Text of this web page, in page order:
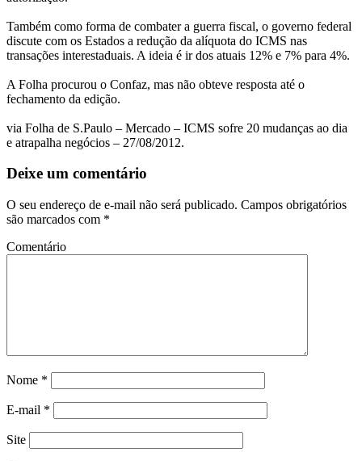
Também como forma de combater a guerra fiscal, o governo federal
discute com os Estados a redução da alíquota do ICMS nas
transações interestaduais. A ideia é ir dos atuais 12% e 7% para 4%.
A Folha procurou o Confaz, mas não obteve resposta até o
fechamento da edição.
via Folha de S.Paulo – Mercado – ICMS sofre 20 mudanças ao dia
e atrapalha negócios – 27/08/2012.
Deixe um comentário
O seu endereço de e-mail não será publicado. Campos obrigatórios
são marcados com *
Comentário
Nome *
E-mail *
Site